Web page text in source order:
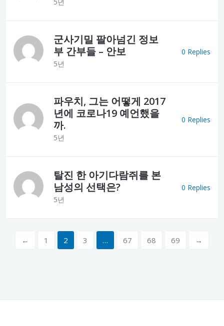
군사기밀 팔아넘긴 정보
부 간부들 – 안보
5년
0 Replies
파우치, 그는 어떻게 2017
년에 코로나19 예언했을
까.
5년
0 Replies
탈진 한 아기다람쥐를 본
남성의 선택은?
5년
0 Replies
← 1 2 3 … 67 68 69 →